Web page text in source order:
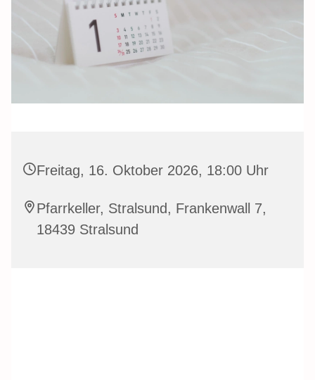
Freitag, 16. Oktober 2026, 18:00 Uhr
Pfarrkeller, Stralsund, Frankenwall 7,
18439 Stralsund